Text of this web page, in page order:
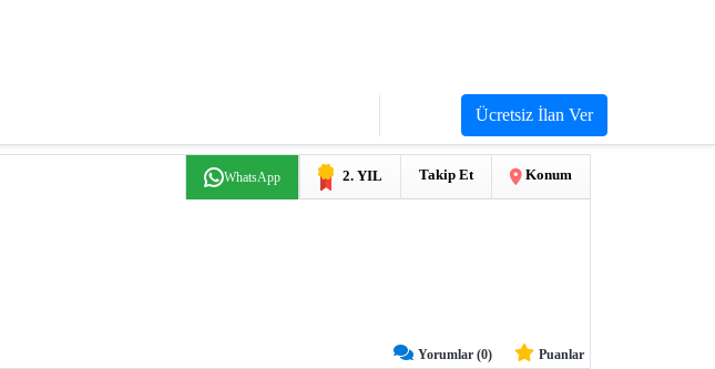
Ücretsiz İlan Ver
Yorumlar (0) Puanlar
WhatsApp 2. YIL Takip Et Konum